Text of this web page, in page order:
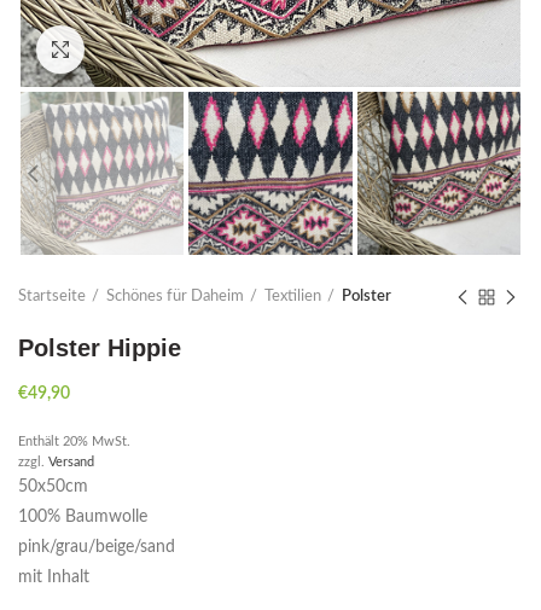
Click to enlarge
Startseite Schönes für Daheim Textilien Polster
Polster Hippie
€49,90
Enthält 20% MwSt.
zzgl. Versand
50x50cm
100% Baumwolle
pink/grau/beige/sand
mit Inhalt